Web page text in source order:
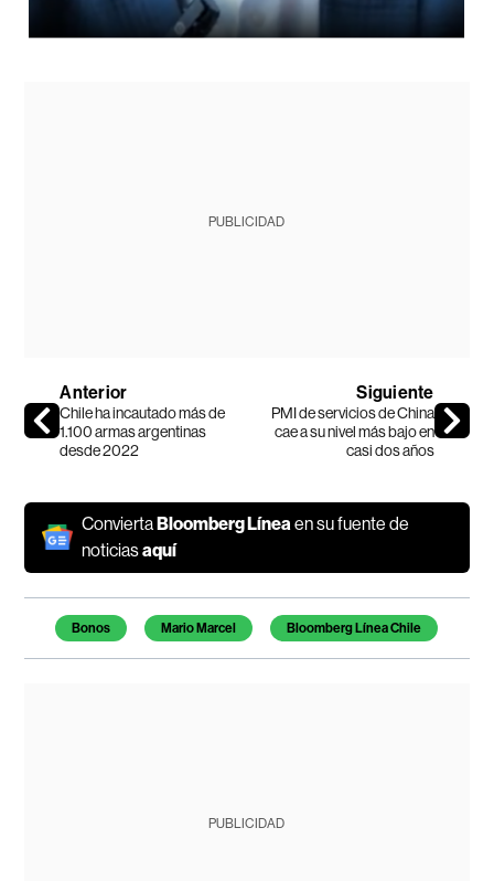
PUBLICIDAD
Anterior
Chile ha incautado más de
1.100 armas argentinas
desde 2022
Siguiente
PMI de servicios de China
cae a su nivel más bajo en
casi dos años
ConviertaBloomberg Líneaen su fuente de
noticiasaquí
Temas de este artículo
Bonos Mario Marcel Bloomberg Línea Chile
PUBLICIDAD